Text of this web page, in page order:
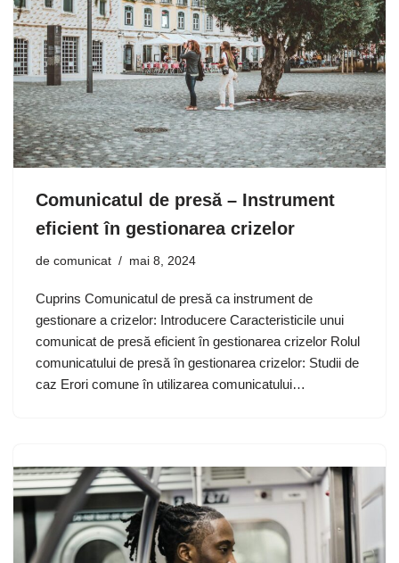
Comunicatul de presă – Instrument
eficient în gestionarea crizelor
de comunicat mai 8, 2024
Cuprins Comunicatul de presă ca instrument de
gestionare a crizelor: Introducere Caracteristicile unui
comunicat de presă eficient în gestionarea crizelor Rolul
comunicatului de presă în gestionarea crizelor: Studii de
caz Erori comune în utilizarea comunicatului…